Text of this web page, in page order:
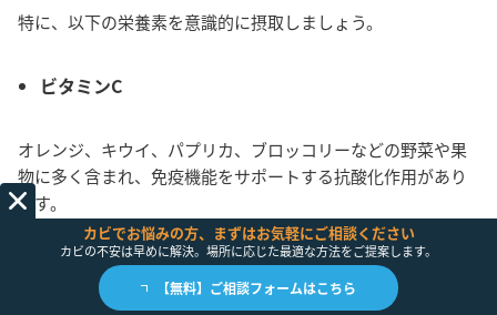
特に、以下の栄養素を意識的に摂取しましょう。
ビタミンC
オレンジ、キウイ、パプリカ、ブロッコリーなどの野菜や果
物に多く含まれ、免疫機能をサポートする抗酸化作用があり
ます。
カビでお悩みの方、まずはお気軽にご相談ください
カビの不安は早めに解決。場所に応じた最適な方法をご提案します。
【無料】ご相談フォームはこちら